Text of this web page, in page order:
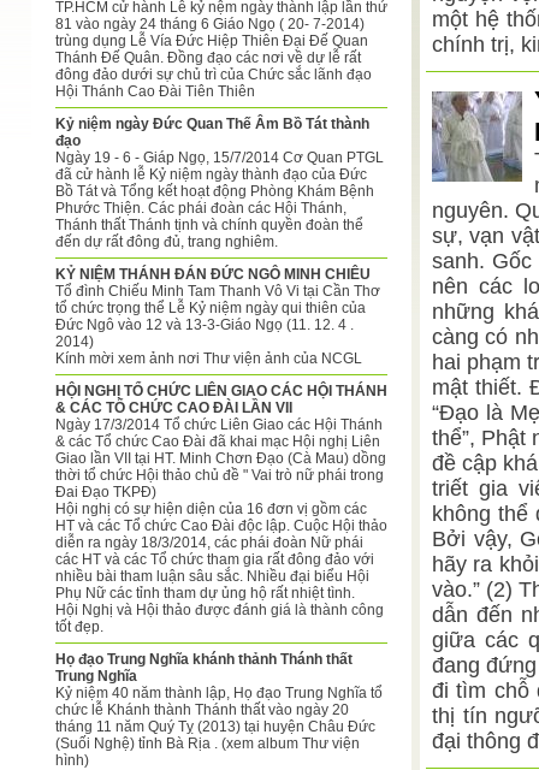
TP.HCM cử hành Lễ kỷ nệm ngày thành lập lần thứ
81 vào ngày 24 tháng 6 Giáo Ngọ ( 20- 7-2014)
trùng dụng Lễ Vía Đức Hiệp Thiên Đại Đế Quan
Thánh Đế Quân. Đồng đạo các nơi về dự lễ rất
đông đảo dưới sự chủ trì của Chức sắc lãnh đạo
Hội Thánh Cao Đài Tiên Thiên
Kỷ niệm ngày Đức Quan Thế Âm Bồ Tát thành
đạo
Ngày 19 - 6 - Giáp Ngọ, 15/7/2014 Cơ Quan PTGL
đã cử hành lễ Kỷ niệm ngày thành đạo của Đức
Bồ Tát và Tổng kết hoạt động Phòng Khám Bệnh
Phước Thiện. Các phái đoàn các Hội Thánh,
Thánh thất Thánh tịnh và chính quyền đoàn thể
đến dự rất đông đủ, trang nghiêm.
KỶ NIỆM THÁNH ĐÁN ĐỨC NGÔ MINH CHIÊU
Tổ đình Chiếu Minh Tam Thanh Vô Vi tại Cần Thơ
tổ chức trọng thể Lễ Kỷ niệm ngày qui thiên của
Đức Ngô vào 12 và 13-3-Giáo Ngọ (11. 12. 4 .
2014)
Kính mời xem ảnh nơi Thư viện ảnh của NCGL
HỘI NGHỊ TỔ CHỨC LIÊN GIAO CÁC HỘI THÁNH
& CÁC TỔ CHỨC CAO ĐÀI LẦN VII
Ngày 17/3/2014 Tổ chức Liên Giao các Hội Thánh
& các Tổ chức Cao Đài đã khai mạc Hội nghị Liên
Giao lần VII tại HT. Minh Chơn Đạo (Cà Mau) dồng
thời tổ chức Hội thảo chủ đề " Vai trò nữ phái trong
Đai Đạo TKPĐ)
Hội nghị có sự hiện diện của 16 đơn vị gồm các
HT và các Tổ chức Cao Đài độc lập. Cuộc Hội thảo
diễn ra ngày 18/3/2014, các phái đoàn Nữ phái
các HT và các Tổ chức tham gia rất đông đảo với
nhiều bài tham luận sâu sắc. Nhiều đại biểu Hội
Phụ Nữ các tỉnh tham dự ủng hộ rất nhiệt tình.
Hội Nghị và Hội thảo được đánh giá là thành công
tốt đẹp.
Họ đạo Trung Nghĩa khánh thảnh Thánh thất
Trung Nghĩa
Kỷ niệm 40 năm thành lập, Họ đạo Trung Nghĩa tổ
chức lễ Khánh thành Thánh thất vào ngày 20
tháng 11 năm Quý Tỵ (2013) tại huyện Châu Đức
(Suối Nghệ) tỉnh Bà Rịa . (xem album Thư viện
hình)
một hệ
chính trị,
nguyên.
sự, vạn
sanh.
nên các
những
càng có
hai phạm
mật thiết.
“Đạo là
thể”, Phật
đề cập
triết gia
không
Bởi vậy,
hãy ra
vào.” (2)
dẫn đến
giữa các
đang
đi tìm chỗ
thị tín
đại thông